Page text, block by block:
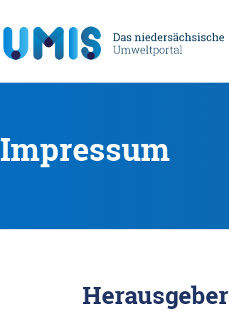
Impressum
Herausgeber